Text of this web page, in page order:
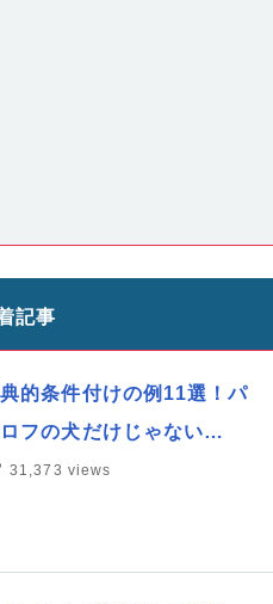
記事
的条件付けの例11選！パ
フの犬だけじゃない…
31,373 views